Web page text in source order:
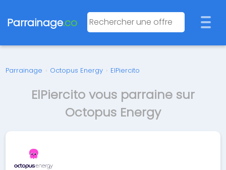
Parrainage.co
Parrainage › Octopus Energy › ElPiercito
ElPiercito vous parraine sur
Octopus Energy